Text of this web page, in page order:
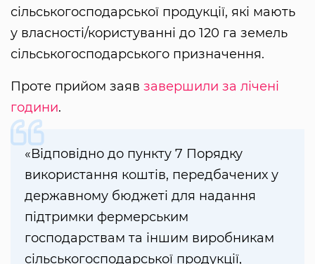
сільськогосподарської продукції, які мають
у власності/користуванні до 120 га земель
сільськогосподарського призначення.
Проте прийом заяв завершили за лічені
години.
«Відповідно до пункту 7 Порядку
використання коштів, передбачених у
державному бюджеті для надання
підтримки фермерським
господарствам та іншим виробникам
сільськогосподарської продукції,